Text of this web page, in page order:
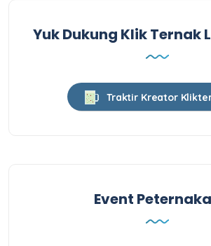
Yuk Dukung Klik Ternak
Traktir Kreator
Event